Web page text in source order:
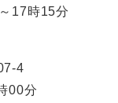
時15分
4
分